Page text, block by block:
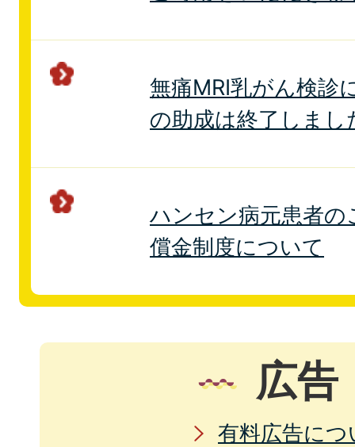
無痛MRI乳がん検診
の助成は終了しまし
ハンセン病元患者の
償金制度について
広告
有料広告につ